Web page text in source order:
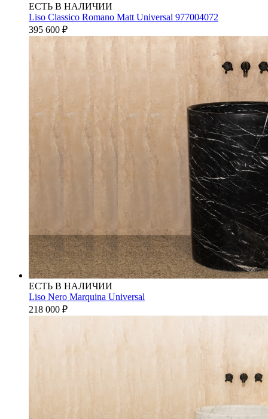
ЕСТЬ В НАЛИЧИИ
Liso Classico Romano Matt Universal 977004072
395 600 ₽
ЕСТЬ В НАЛИЧИИ
Liso Nero Marquina Universal
218 000 ₽